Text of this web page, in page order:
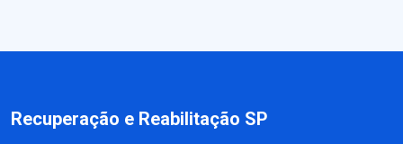
Recuperação e Reabilitação SP